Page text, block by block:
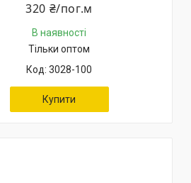
320 ₴/пог.м
В наявності
Тільки оптом
3028-100
Купити